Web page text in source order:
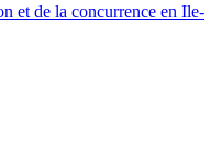
et de la concurrence en Ile-